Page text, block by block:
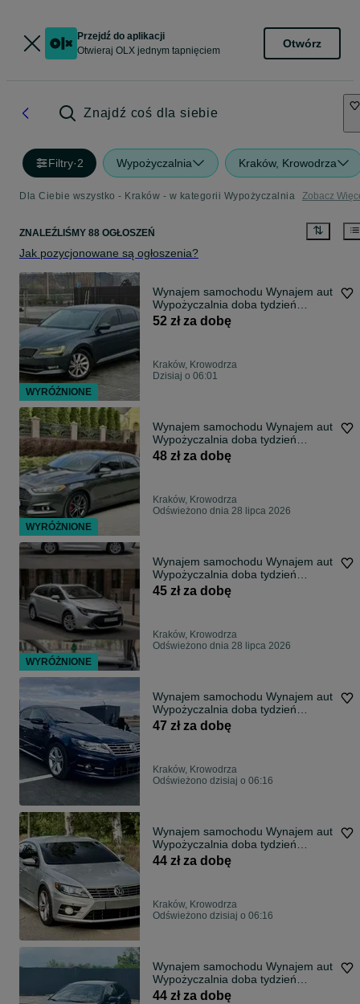
Przejdź do aplikacji
Otwieraj OLX jednym tapnięciem
Otwórz
Znajdź coś dla siebie
Filtry·2 Wypożyczalnia Kraków, Krowodrza
Dla Ciebie wszystko - Kraków - w kategorii Wypożyczalnia Zobacz
ZNALEŹLIŚMY 88 OGŁOSZEŃ
Jak pozycjonowane są ogłoszenia?
Wynajem samochodu Wynajem аut
Wypożyczalnia doba tydzień
wypożyczenie
52 zł za dobę
Kraków, Krowodrza
Dzisiaj o 06:01
Wynajem samochodu Wynajem аut
Wypożyczalnia doba tydzień
wypożyczenie
48 zł za dobę
Kraków, Krowodrza
Odświeżono dnia 28 lipca 2026
Wynajem samochodu Wynajem аut
Wypożyczalnia doba tydzień
wypożyczenie
45 zł za dobę
Kraków, Krowodrza
Odświeżono dnia 28 lipca 2026
Wynajem samochodu Wynajem аut
Wypożyczalnia doba tydzień
wypożyczenie
47 zł za dobę
Kraków, Krowodrza
Odświeżono dzisiaj o 06:16
Wynajem samochodu Wynajem аut
Wypożyczalnia doba tydzień
wypożyczenie
44 zł za dobę
Kraków, Krowodrza
Odświeżono dzisiaj o 06:16
Wynajem samochodu Wynajem аut
Wypożyczalnia doba tydzień
wypożyczenie
44 zł za dobę
WYRÓŻNIONE
WYRÓŻNIONE
WYRÓŻNIONE